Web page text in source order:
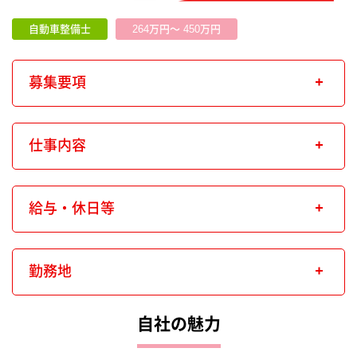
自動車整備士 264万円～ 450万円
募集要項
仕事内容
給与・休日等
勤務地
自社の魅力